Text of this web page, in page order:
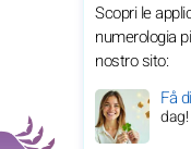
Scopri le
numerologia
nostro sito:
Få
dag!